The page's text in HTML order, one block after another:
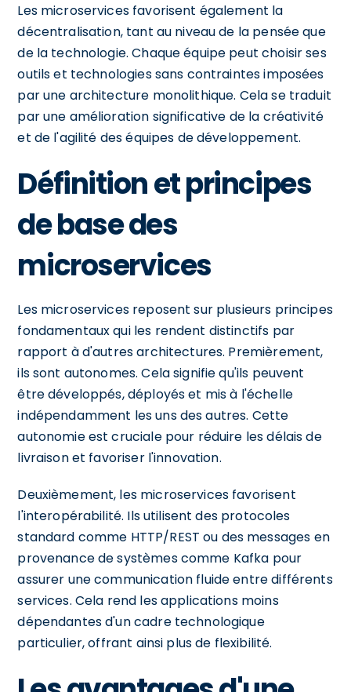
Les microservices favorisent également la
décentralisation, tant au niveau de la pensée que
de la technologie. Chaque équipe peut choisir ses
outils et technologies sans contraintes imposées
par une architecture monolithique. Cela se traduit
par une amélioration significative de la créativité
et de l'agilité des équipes de développement.
Définition et principes
de base des
microservices
Les microservices reposent sur plusieurs principes
fondamentaux qui les rendent distinctifs par
rapport à d'autres architectures. Premièrement,
ils sont autonomes. Cela signifie qu'ils peuvent
être développés, déployés et mis à l'échelle
indépendamment les uns des autres. Cette
autonomie est cruciale pour réduire les délais de
livraison et favoriser l'innovation.
Deuxièmement, les microservices favorisent
l'interopérabilité. Ils utilisent des protocoles
standard comme HTTP/REST ou des messages en
provenance de systèmes comme Kafka pour
assurer une communication fluide entre différents
services. Cela rend les applications moins
dépendantes d'un cadre technologique
particulier, offrant ainsi plus de flexibilité.